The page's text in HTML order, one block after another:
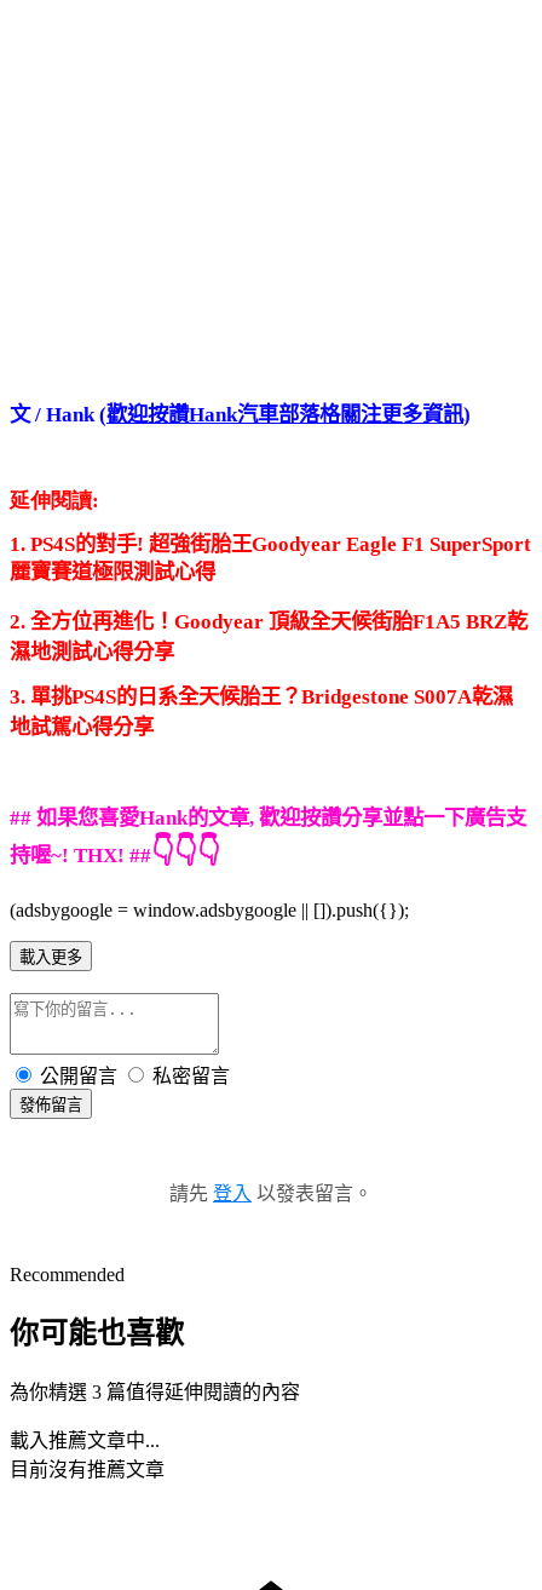
文 / Hank (歡迎按讚Hank汽車部落格關注更多資訊)
延伸閱讀:
1. PS4S的對手! 超強街胎王Goodyear Eagle F1 SuperSport
麗寶賽道極限測試心得
2. 全方位再進化！Goodyear 頂級全天候街胎F1A5 BRZ乾
濕地測試心得分享
3. 單挑PS4S的日系全天候胎王？Bridgestone S007A乾濕
地試駕心得分享
## 如果您喜愛Hank的文章, 歡迎按讚分享並點一下廣告支
持喔~! THX! ##👇👇👇
(adsbygoogle = window.adsbygoogle || []).push({});
載入更多
公開留言 私密留言
發佈留言
請先 登入 以發表留言。
Recommended
你可能也喜歡
為你精選 3 篇值得延伸閱讀的內容
載入推薦文章中...
目前沒有推薦文章